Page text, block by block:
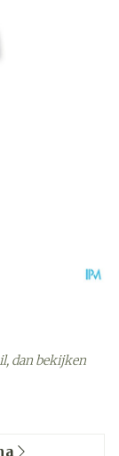
dan bekijken